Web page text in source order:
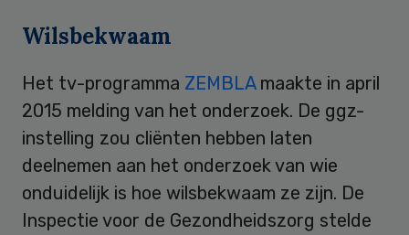
Wilsbekwaam
Het tv-programma ZEMBLAmaakte in april
2015 melding van het onderzoek. De ggz-
instelling zou cliënten hebben laten
deelnemen aan het onderzoek van wie
onduidelijk is hoe wilsbekwaam ze zijn. De
Inspectie voor de Gezondheidszorg stelde